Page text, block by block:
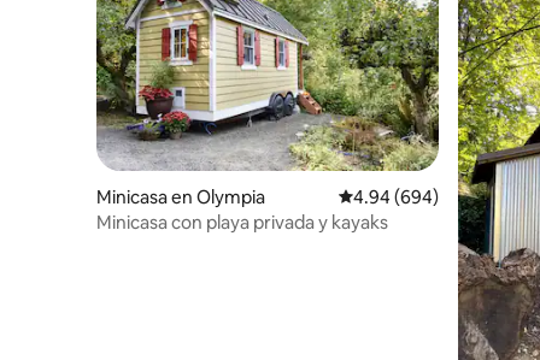
Minicasa en Olympia Calificación promedio:
4.94 (694)
Minicasa con playa privada y kayaks